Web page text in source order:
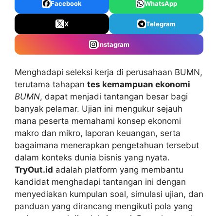
Facebook WhatsApp
X Telegram
Instagram
Menghadapi seleksi kerja di perusahaan BUMN,
terutama tahapan tes kemampuan ekonomi
BUMN, dapat menjadi tantangan besar bagi
banyak pelamar. Ujian ini mengukur sejauh
mana peserta memahami konsep ekonomi
makro dan mikro, laporan keuangan, serta
bagaimana menerapkan pengetahuan tersebut
dalam konteks dunia bisnis yang nyata.
TryOut.id adalah platform yang membantu
kandidat menghadapi tantangan ini dengan
menyediakan kumpulan soal, simulasi ujian, dan
panduan yang dirancang mengikuti pola yang